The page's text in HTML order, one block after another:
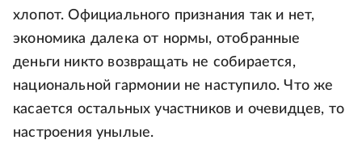
хлопот. Официального признания так и нет,
экономика далека от нормы, отобранные
деньги никто возвращать не собирается,
национальной гармонии не наступило. Что же
касается остальных участников и очевидцев, то
настроения унылые.